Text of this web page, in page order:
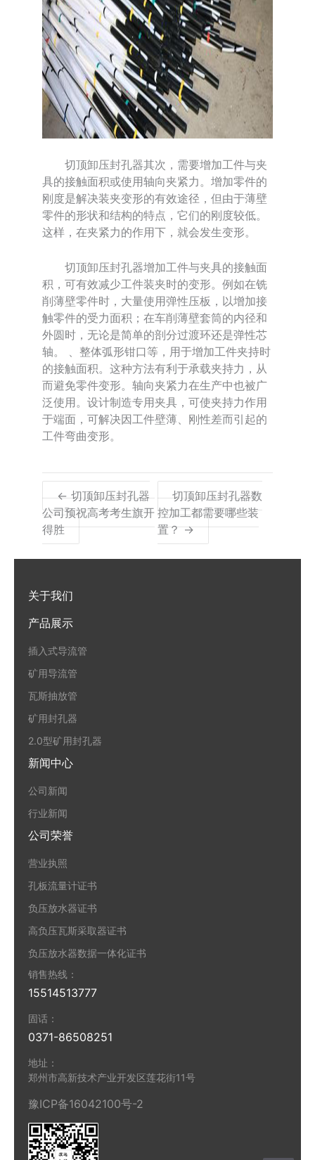
切顶卸压封孔器其次，需要增加工件与夹
具的接触面积或使用轴向夹紧力。增加零件的
刚度是解决装夹变形的有效途径，但由于薄壁
零件的形状和结构的特点，它们的刚度较低。
这样，在夹紧力的作用下，就会发生变形。
切顶卸压封孔器增加工件与夹具的接触面
积，可有效减少工件装夹时的变形。例如在铣
削薄壁零件时，大量使用弹性压板，以增加接
触零件的受力面积；在车削薄壁套筒的内径和
外圆时，无论是简单的剖分过渡环还是弹性芯
轴。 、整体弧形钳口等，用于增加工件夹持时
的接触面积。这种方法有利于承载夹持力，从
而避免零件变形。轴向夹紧力在生产中也被广
泛使用。设计制造专用夹具，可使夹持力作用
于端面，可解决因工件壁薄、刚性差而引起的
工件弯曲变形。
← 切顶卸压封孔器
公司预祝高考考生旗开
得胜
切顶卸压封孔器数
控加工都需要哪些装
置？ →
关于我们
产品展示
插入式导流管
矿用导流管
瓦斯抽放管
矿用封孔器
2.0型矿用封孔器
新闻中心
公司新闻
行业新闻
公司荣誉
营业执照
孔板流量计证书
负压放水器证书
高负压瓦斯采取器证书
负压放水器数据一体化证书
销售热线：
15514513777
固话：
0371-86508251
地址：
郑州市高新技术产业开发区莲花街11号
豫ICP备16042100号-2